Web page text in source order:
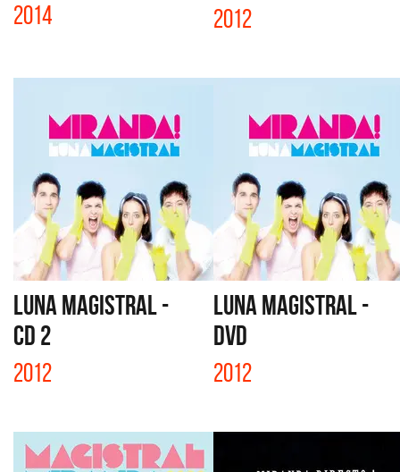
2014 2012
LUNA MAGISTRAL -
CD 2
2012
LUNA MAGISTRAL -
DVD
2012